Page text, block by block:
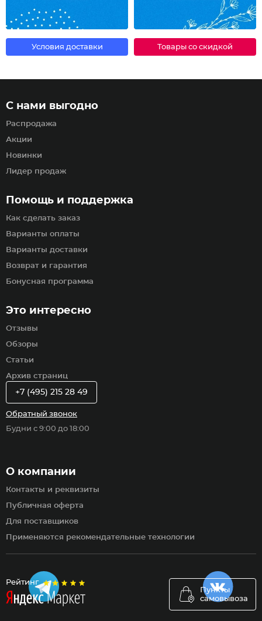
Условия доставки Товары со скидкой
Рейтинг
Пункты
самовывоза
Помощь и поддержка
Как сделать заказ
Варианты оплаты
Варианты доставки
Возврат и гарантия
Бонусная программа
С нами выгодно
Распродажа
Акции
Новинки
Лидер продаж
Это интересно
Отзывы
Обзоры
Статьи
Архив страниц
О компании
Контакты и реквизиты
Публичная оферта
Для поставщиков
Применяются рекомендательные технологии
+7 (495) 215 28 49
Обратный звонок
Будни с 9:00 до 18:00